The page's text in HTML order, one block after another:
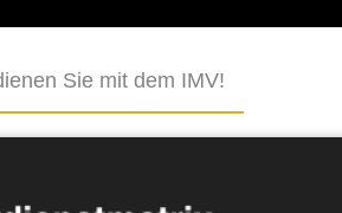
Sie mit dem IMV!